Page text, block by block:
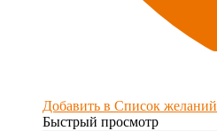
Добавить в Список желаний
Быстрый просмотр